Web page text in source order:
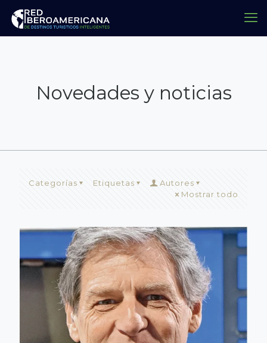
Novedades y noticias
Categorías Etiquetas
Autores
Mostrar todo